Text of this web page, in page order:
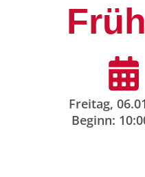
Freitag,
Beginn: